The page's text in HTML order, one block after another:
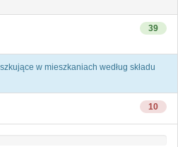
39
w mieszkaniach według składu
10